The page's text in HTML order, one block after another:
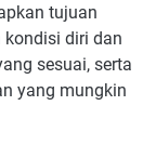
tujuan
kondisi diri dan
sesuai, serta
yang mungkin